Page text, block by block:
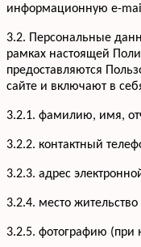
информационную e-
3.2. Персональные
рамках настоящей
предоставляются
сайте и включают в
3.2.1. фамилию, имя,
3.2.2. контактный
3.2.3. адрес
3.2.4. место
3.2.5. фотографию (при